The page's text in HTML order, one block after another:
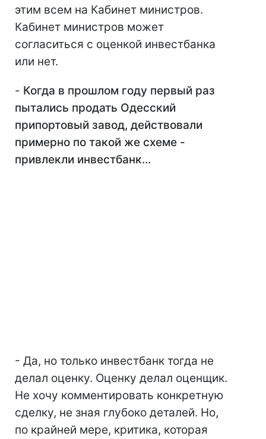
этим всем на Кабинет министров.
Кабинет министров может
согласиться с оценкой инвестбанка
или нет.
- Когда в прошлом году первый раз
пытались продать Одесский
припортовый завод, действовали
примерно по такой же схеме -
привлекли инвестбанк…
- Да, но только инвестбанк тогда не
делал оценку. Оценку делал оценщик.
Не хочу комментировать конкретную
сделку, не зная глубоко деталей. Но,
по крайней мере, критика, которая